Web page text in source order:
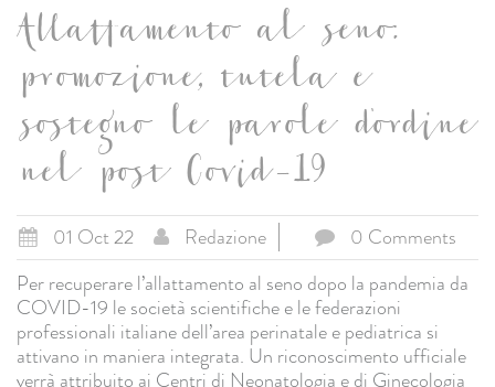
Allattamento al seno:
promozione, tutela e
sostegno le parole d'ordine
nel post Covid-19
01 Oct 22 Redazione
0 Comments
Per recuperare l’allattamento al seno dopo la pandemia da
COVID-19 le società scientifiche e le federazioni
professionali italiane dell’area perinatale e pediatrica si
attivano in maniera integrata. Un riconoscimento ufficiale
verrà attribuito ai Centri di Neonatologia e di Ginecologia